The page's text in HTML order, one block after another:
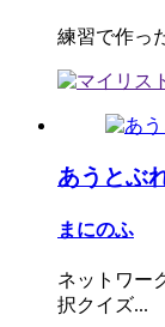
練習で作っ
あうとぶ
まにのふ
ネットワー
択クイズ...